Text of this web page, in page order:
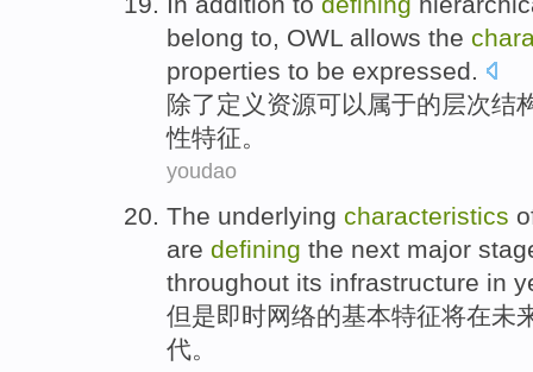
belong to, OWL allows the
properties to be expressed.
除了定义 资源可以 属于的层次结
性特征。
youdao
The underlying characteristics
are defining the next major
throughout its infrastructure in
但是即时网络的基本特征将在未
代。